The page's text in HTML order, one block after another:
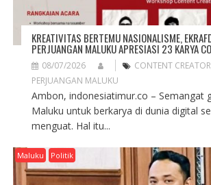
KREATIVITAS BERTEMU NASIONALISME,
PERJUANGAN MALUKU APRESIASI 23 KARYA
08/07/2026 CONTENT CREATOR
PERJUANGAN MALUKU
Ambon, indonesiatimur.co – Semangat
Maluku untuk berkarya di dunia digital
menguat. Hal itu...
Maluku Politik